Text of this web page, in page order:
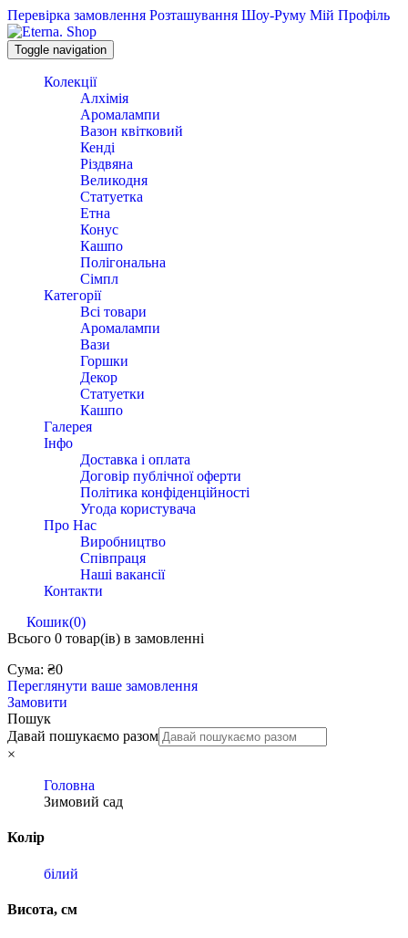
Перевірка замовлення Розташування Шоу-Руму Мій Профіль
Toggle navigation
Колекції
Алхімія
Аромалампи
Вазон квітковий
Кенді
Різдвяна
Великодня
Статуетка
Етна
Конус
Кашпо
Полігональна
Сімпл
Категорії
Всі товари
Аромалампи
Вази
Горшки
Декор
Статуетки
Кашпо
Галерея
Інфо
Доставка і оплата
Договір публічної оферти
Політика конфіденційності
Угода користувача
Про Нас
Виробництво
Співпраця
Наші вакансії
Контакти
Кошик(0)
Всього 0 товар(ів) в замовленні
Сума: ₴0
Переглянути ваше замовлення
Замовити
Пошук
Давай пошукаємо разом
×
Головна
Зимовий сад
Колір
білий
Висота, см